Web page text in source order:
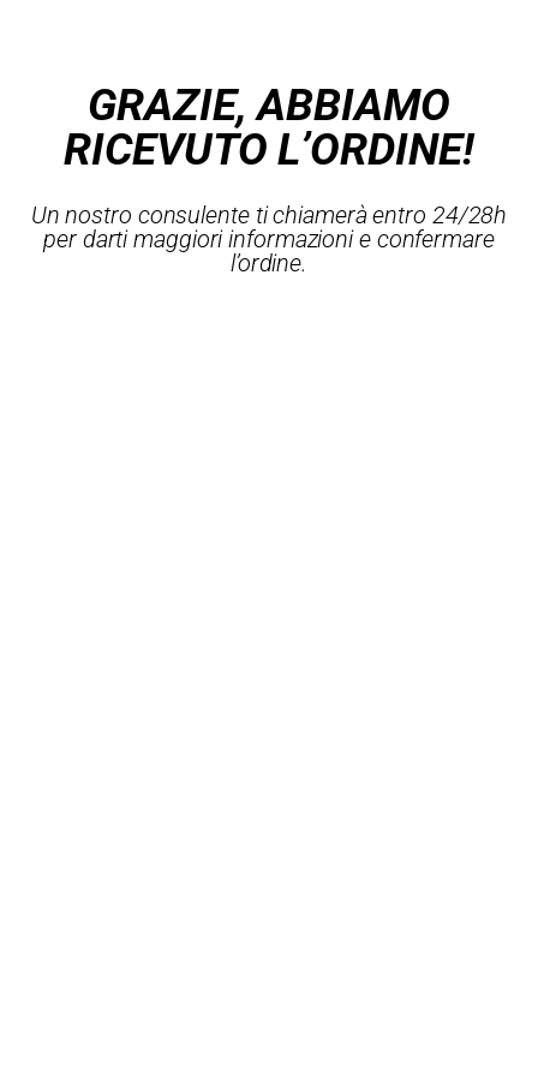
GRAZIE, ABBIAMO
RICEVUTO L’ORDINE!
Un nostro consulente ti chiamerà entro 24/28h
per darti maggiori informazioni e confermare
l’ordine.